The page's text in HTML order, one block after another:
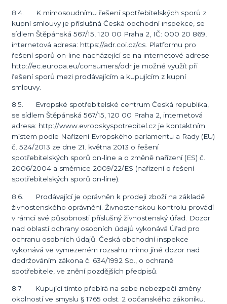
8.4. K mimosoudnímu řešení spotřebitelských sporů z
kupní smlouvy je příslušná Česká obchodní inspekce, se
sídlem Štěpánská 567/15, 120 00 Praha 2, IČ: 000 20 869,
internetová adresa: https://adr.coi.cz/cs. Platformu pro
řešení sporů on-line nacházející se na internetové adrese
http://ec.europa.eu/consumers/odr je možné využít při
řešení sporů mezi prodávajícím a kupujícím z kupní
smlouvy.
8.5. Evropské spotřebitelské centrum Česká republika,
se sídlem Štěpánská 567/15, 120 00 Praha 2, internetová
adresa: http://www.evropskyspotrebitel.cz je kontaktním
místem podle Nařízení Evropského parlamentu a Rady (EU)
č. 524/2013 ze dne 21. května 2013 o řešení
spotřebitelských sporů on-line a o změně nařízení (ES) č.
2006/2004 a směrnice 2009/22/ES (nařízení o řešení
spotřebitelských sporů on-line).
8.6. Prodávající je oprávněn k prodeji zboží na základě
živnostenského oprávnění. Živnostenskou kontrolu provádí
v rámci své působnosti příslušný živnostenský úřad. Dozor
nad oblastí ochrany osobních údajů vykonává Úřad pro
ochranu osobních údajů. Česká obchodní inspekce
vykonává ve vymezeném rozsahu mimo jiné dozor nad
dodržováním zákona č. 634/1992 Sb., o ochraně
spotřebitele, ve znění pozdějších předpisů.
8.7. Kupující tímto přebírá na sebe nebezpečí změny
okolností ve smyslu § 1765 odst. 2 občanského zákoníku.